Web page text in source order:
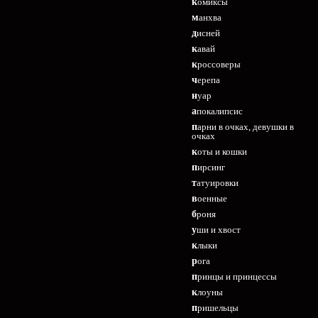
манхва
дисней
кавай
кроссоверы
черепа
нуар
апокалипсис
парни в очках, девушки в
очках
коты и кошки
пирсинг
татуировки
военные
броня
уши и хвост
клыки
рога
принцы и принцессы
клоуны
пришельцы